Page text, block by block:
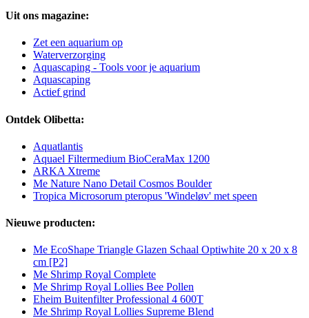
Uit ons magazine:
Zet een aquarium op
Waterverzorging
Aquascaping - Tools voor je aquarium
Aquascaping
Actief grind
Ontdek Olibetta:
Aquatlantis
Aquael Filtermedium BioCeraMax 1200
ARKA Xtreme
Me Nature Nano Detail Cosmos Boulder
Tropica Microsorum pteropus 'Windeløv' met speen
Nieuwe producten:
Me EcoShape Triangle Glazen Schaal Optiwhite 20 x 20 x 8
cm [P2]
Me Shrimp Royal Complete
Me Shrimp Royal Lollies Bee Pollen
Eheim Buitenfilter Professional 4 600T
Me Shrimp Royal Lollies Supreme Blend